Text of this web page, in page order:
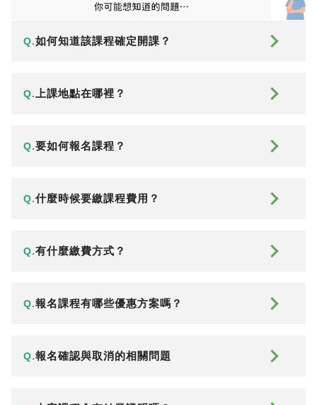
Q.如何知道該課程確定開課？
Q. 上課地點在哪裡？
Q.要如何報名課程？
Q.什麼時候要繳課程費用？
Q.有什麼繳費方式？
Q.報名課程有哪些優惠方案嗎？
Q.報名確認與取消的相關問題